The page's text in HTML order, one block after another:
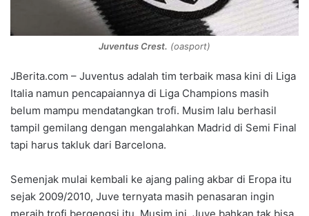
Juventus Crest. (oasport)
JBerita.com – Juventus adalah tim terbaik masa kini di Liga
Italia namun pencapaiannya di Liga Champions masih
belum mampu mendatangkan trofi. Musim lalu berhasil
tampil gemilang dengan mengalahkan Madrid di Semi Final
tapi harus takluk dari Barcelona.
Semenjak mulai kembali ke ajang paling akbar di Eropa itu
sejak 2009/2010, Juve ternyata masih penasaran ingin